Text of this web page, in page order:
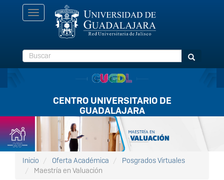
Toggle
navigation
Buscar Buscar
CENTRO UNIVERSITARIO DE
GUADALAJARA
Listón
FullScreen
Inicio Oferta Académica
Posgrados Virtuales
Maestría en Valuación